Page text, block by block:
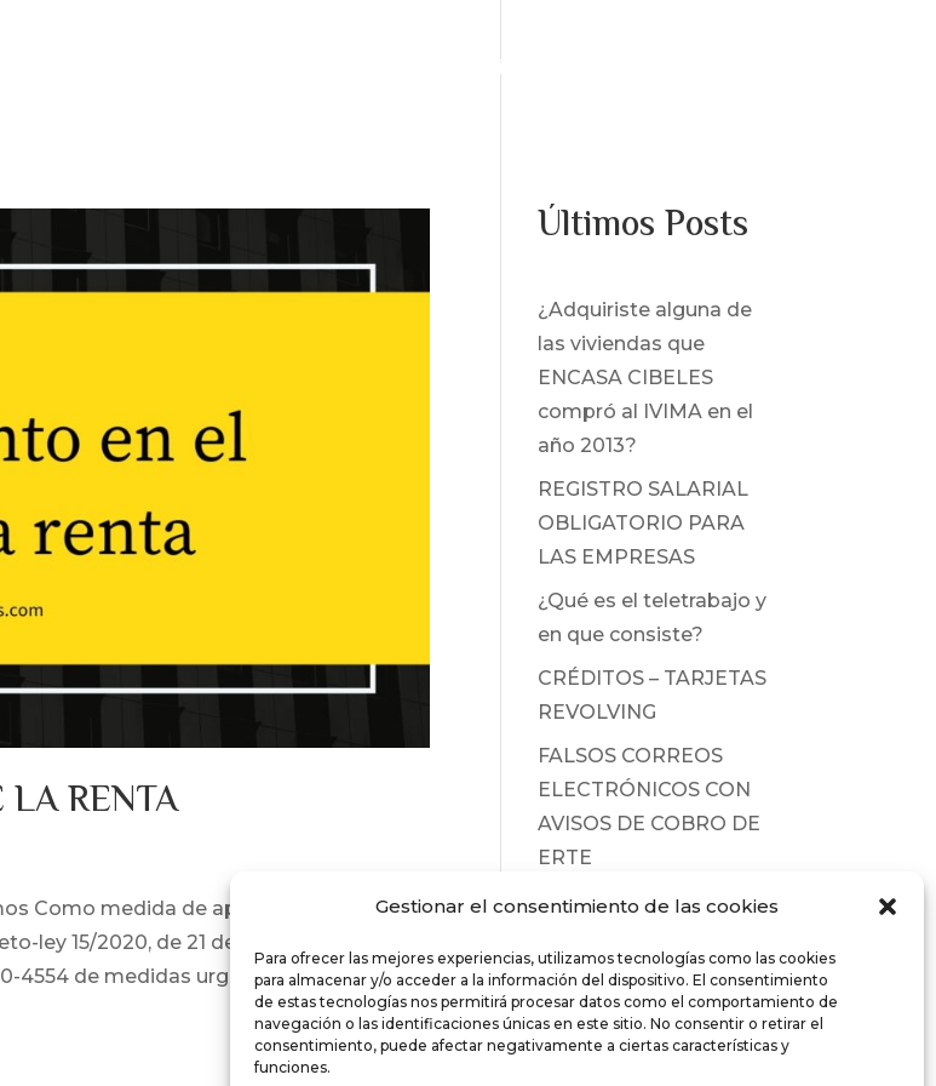
Gestionar el consentimiento de las cookies
Para ofrecer las mejores experiencias, utilizamos tecnologías como las cookies
para almacenar y/o acceder a la información del dispositivo. El consentimiento
de estas tecnologías nos permitirá procesar datos como el comportamiento de
navegación o las identificaciones únicas en este sitio. No consentir o retirar el
consentimiento, puede afectar negativamente a ciertas características y
funciones.
Servicios
RENTA
Como medida de apoyo a empresarios
ley 15/2020, de 21 de abril,
4554 de medidas urgentes
Últimos Posts
¿Adquiriste alguna de
las viviendas que
ENCASA CIBELES
compró al IVIMA en el
año 2013?
REGISTRO SALARIAL
OBLIGATORIO PARA
LAS EMPRESAS
¿Qué es el teletrabajo y
en que consiste?
CRÉDITOS – TARJETAS
REVOLVING
FALSOS CORREOS
ELECTRÓNICOS CON
AVISOS DE COBRO DE
ERTE